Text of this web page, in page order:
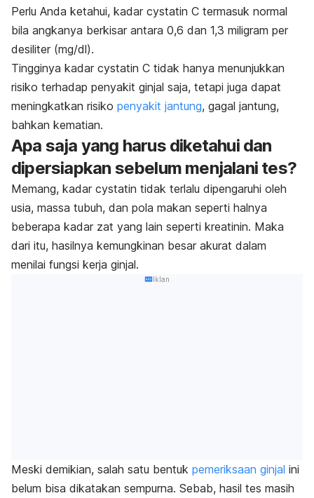
Perlu Anda ketahui, kadar cystatin C termasuk normal
bila angkanya berkisar antara 0,6 dan 1,3 miligram per
desiliter (mg/dl).
Tingginya kadar cystatin C tidak hanya menunjukkan
risiko terhadap penyakit ginjal saja, tetapi juga dapat
meningkatkan risiko penyakit jantung, gagal jantung,
bahkan kematian.
Apa saja yang harus diketahui dan
dipersiapkan sebelum menjalani tes?
Memang, kadar cystatin tidak terlalu dipengaruhi oleh
usia, massa tubuh, dan pola makan seperti halnya
beberapa kadar zat yang lain seperti kreatinin. Maka
dari itu, hasilnya kemungkinan besar akurat dalam
menilai fungsi kerja ginjal.
Iklan
Meski demikian, salah satu bentuk pemeriksaan ginjal ini
belum bisa dikatakan sempurna. Sebab, hasil tes masih